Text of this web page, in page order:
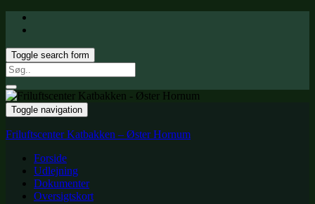
Toggle search form
Search
for:
Toggle navigation
Friluftscenter Katbakken – Øster Hornum
Forside
Udlejning
Dokumenter
Oversigtskort